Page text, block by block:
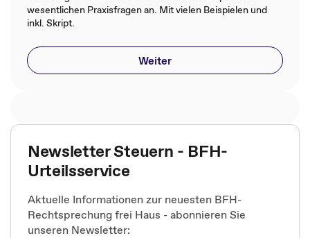
wesentlichen Praxisfragen an. Mit vielen Beispielen und
inkl. Skript.
Weiter
Newsletter Steuern - BFH-
Urteilsservice
Aktuelle Informationen zur neuesten BFH-
Rechtsprechung frei Haus - abonnieren Sie
unseren Newsletter: